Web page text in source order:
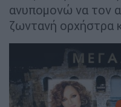
ανυπομονώ να τον
ζωντανή ορχήστρα